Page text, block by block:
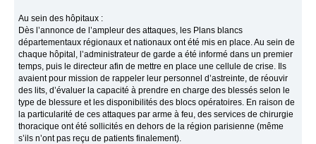
Au sein des hôpitaux :
Dès l’annonce de l’ampleur des attaques, les Plans blancs
départementaux régionaux et nationaux ont été mis en place. Au sein de
chaque hôpital, l’administrateur de garde a été informé dans un premier
temps, puis le directeur afin de mettre en place une cellule de crise. Ils
avaient pour mission de rappeler leur personnel d’astreinte, de réouvir
des lits, d’évaluer la capacité à prendre en charge des blessés selon le
type de blessure et les disponibilités des blocs opératoires. En raison de
la particularité de ces attaques par arme à feu, des services de chirurgie
thoracique ont été sollicités en dehors de la région parisienne (même
s’ils n’ont pas reçu de patients finalement).